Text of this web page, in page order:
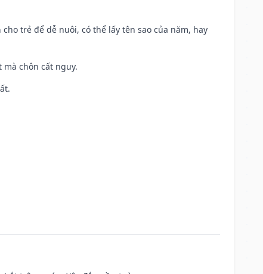
trẻ để dễ nuôi, có thể lấy tên sao của năm, hay
mà chôn cất nguy.